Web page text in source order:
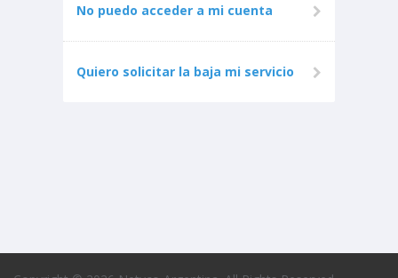
No puedo acceder a mi cuenta
Quiero solicitar la baja mi servicio